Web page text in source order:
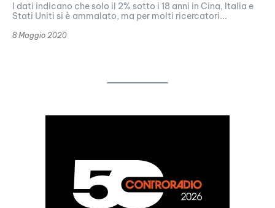
I dati indicano che solo il 2% sotto i 18 anni in Cina, Italia e
Stati Uniti si è ammalato, ma per molti ricercatori...
8 Maggio 2020